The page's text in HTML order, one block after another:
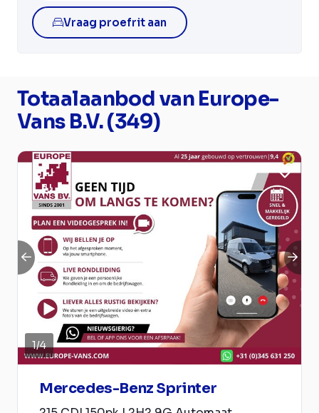
Vraag proefrit aan
Totaalaanbod van Europe-
Vans B.V. (349)
1/4
Mercedes-Benz Sprinter